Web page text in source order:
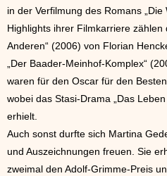
in der Verfilmung des Romans „Die
Highlights ihrer Filmkarriere zählen
Anderen“ (2006) von Florian
„Der Baader-Meinhof-Komplex“
waren für den Oscar für den
wobei das Stasi-Drama „Das
erhielt.
Auch sonst durfte sich Martina
und Auszeichnungen freuen. Sie
zweimal den Adolf-Grimme-Preis